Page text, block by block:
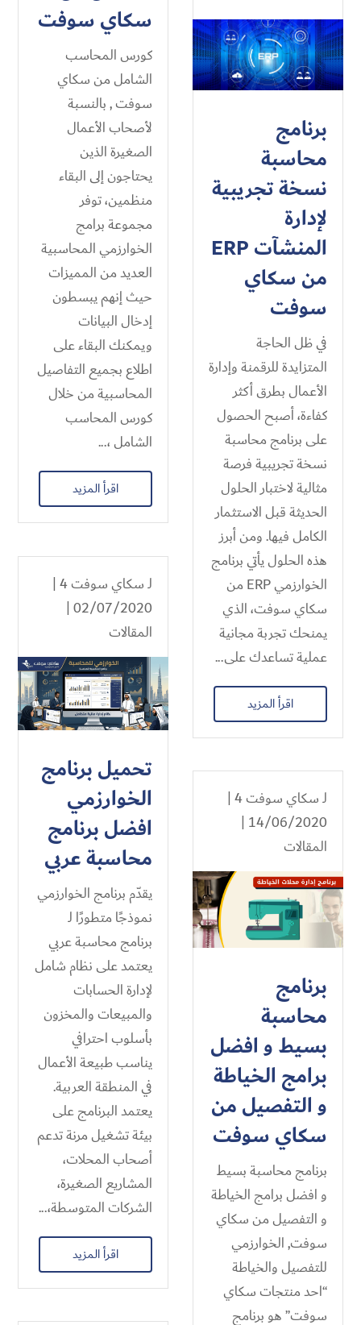
سكاي سوفت
كورس المحاسب
الشامل من سكاي
سوفت , بالنسبة
لأصحاب الأعمال
الصغيرة الذين
يحتاجون إلى البقاء
منظمين، توفر
مجموعة برامج
الخوارزمي المحاسبية
العديد من المميزات
حيث إنهم يبسطون
إدخال البيانات
ويمكنك البقاء على
اطلاع بجميع التفاصيل
المحاسبية من خلال
كورس المحاسب
الشامل ،...
اقرأ المزيد
برنامج
محاسبة
نسخة تجريبية
لإدارة
المنشآت ERP
من سكاي
سوفت
في ظل الحاجة
المتزايدة للرقمنة وإدارة
الأعمال بطرق أكثر
كفاءة، أصبح الحصول
على برنامج محاسبة
نسخة تجريبية فرصة
مثالية لاختبار الحلول
الحديثة قبل الاستثمار
الكامل فيها. ومن أبرز
هذه الحلول يأتي برنامج
الخوارزمي ERP من
سكاي سوفت، الذي
يمنحك تجربة مجانية
عملية تساعدك على...
اقرأ المزيد
لـسكاي سوفت 4
|
02/07/2020 |
المقالات
تحميل برنامج
الخوارزمي
افضل برنامج
محاسبة عربي
يقدّم برنامج الخوارزمي
نموذجًا متطورًا لـ
برنامج محاسبة عربي
يعتمد على نظام شامل
لإدارة الحسابات
والمبيعات والمخزون
بأسلوب احترافي
يناسب طبيعة الأعمال
في المنطقة العربية.
يعتمد البرنامج على
بيئة تشغيل مرنة تدعم
أصحاب المحلات،
المشاريع الصغيرة،
الشركات المتوسطة،...
اقرأ المزيد
لـسكاي سوفت 4
|
14/06/2020 |
المقالات
برنامج
محاسبة
بسيط و افضل
برامج الخياطة
و التفصيل من
سكاي سوفت
برنامج محاسبة بسيط
و افضل برامج الخياطة
و التفصيل من سكاي
سوفت, الخوارزمي
للتفصيل والخياطة
“احد منتجات سكاي
سوفت” هو برنامج